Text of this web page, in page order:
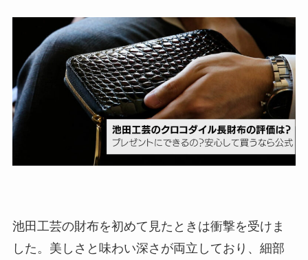
池田工芸の財布を初めて見たときは衝撃を受けま
した。美しさと味わい深さが両立しており、細部